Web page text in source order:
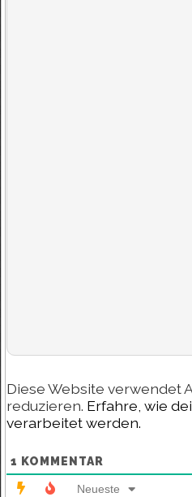
Diese Website verwendet
reduzieren. Erfahre, wie
verarbeitet werden.
1 KOMMENTAR
Neueste